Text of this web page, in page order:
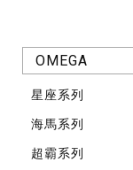
OMEGA
星座系列
海馬系列
超霸系列